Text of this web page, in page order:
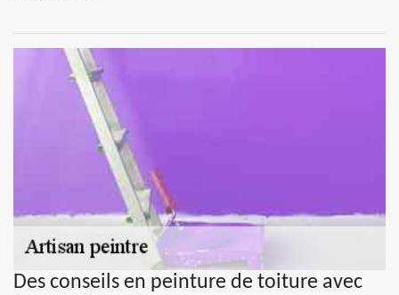
Des conseils en peinture de toiture avec